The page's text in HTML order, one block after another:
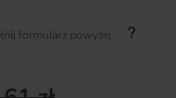
formularz powyżej